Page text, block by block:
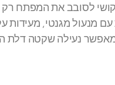
לסובב את המפתח
מגנטי, מעידות
נעילה שקטה דלת